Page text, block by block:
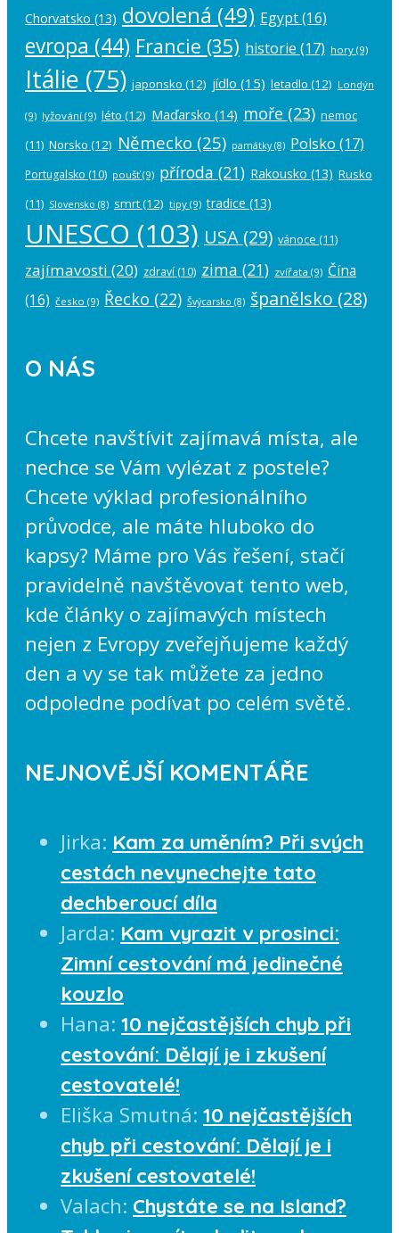
Chorvatsko (13) dovolená (49) Egypt(16)
evropa (44) Francie (35) historie (17) hory (9)
Itálie (75) japonsko (12) jídlo (15) letadlo (12) Londýn
(9) lyžování (9) léto (12) Maďarsko (14) moře (23) nemoc
(11) Norsko (12) Německo (25) památky(8) Polsko (17)
Portugalsko (10) poušť(9) příroda (21) Rakousko (13) Rusko
(11) Slovensko (8) smrt(12) tipy (9) tradice (13)
UNESCO (103) USA (29) vánoce (11)
zajímavosti (20) zdraví (10) zima (21) zvířata (9) Čína
(16) česko (9) Řecko (22) Švýcarsko (8) španělsko (28)
O NÁS
Chcete navštívit zajímavá místa, ale
nechce se Vám vylézat z postele?
Chcete výklad profesionálního
průvodce, ale máte hluboko do
kapsy? Máme pro Vás řešení, stačí
pravidelně navštěvovat tento web,
kde články o zajímavých místech
nejen z Evropy zveřejňujeme každý
den a vy se tak můžete za jedno
odpoledne podívat po celém světě.
NEJNOVĚJŠÍ KOMENTÁŘE
Jirka: Kam za uměním? Při svých
cestách nevynechejte tato
dechberoucí díla
Jarda: Kam vyrazit v prosinci:
Zimní cestování má jedinečné
kouzlo
Hana: 10 nejčastějších chyb při
cestování: Dělají je i zkušení
cestovatelé!
Eliška Smutná: 10 nejčastějších
chyb při cestování: Dělají je i
zkušení cestovatelé!
Valach: Chystáte se na Island?